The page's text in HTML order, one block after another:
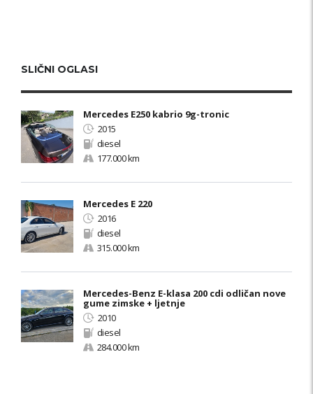
SLIČNI OGLASI
Mercedes E250 kabrio 9g-tronic
2015
diesel
177.000 km
Mercedes E 220
2016
diesel
315.000 km
Mercedes-Benz E-klasa 200 cdi odličan nove
gume zimske + ljetnje
2010
diesel
284.000 km